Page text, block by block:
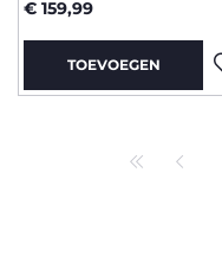
€ 159,99
TOEVOEGEN